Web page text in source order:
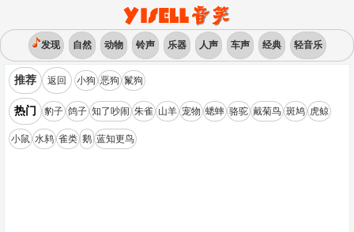
发现 自然 动物 铃声 乐器 人声 车声 经典 轻音乐
推荐 返回 小狗 恶狗 鬣狗
热门 豹子 鸽子 知了吵闹 朱雀 山羊 宠物 蟋蟀 骆驼 戴菊鸟 斑鸠 虎鲸
小鼠 水鸫 雀类 鹅 蓝知更鸟